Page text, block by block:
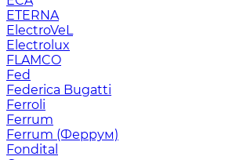
ETERNA
ElectroVeL
Electrolux
FLAMCO
Fed
Federica Bugatti
Ferroli
Ferrum
Ferrum (Феррум)
Fondital